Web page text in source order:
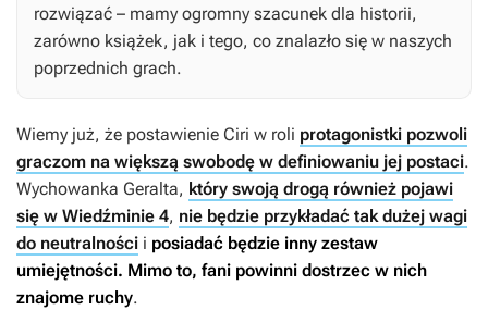
rozwiązać – mamy ogromny szacunek dla historii,
zarówno książek, jak i tego, co znalazło się w naszych
poprzednich grach.
Wiemy już, że postawienie Ciri w roli protagonistki pozwoli
graczom na większą swobodę w definiowaniu jej postaci.
Wychowanka Geralta, który swoją drogą również pojawi
się w Wiedźminie 4, nie będzie przykładać tak dużej wagi
do neutralności i posiadać będzie inny zestaw
umiejętności. Mimo to, fani powinni dostrzec w nich
znajome ruchy.